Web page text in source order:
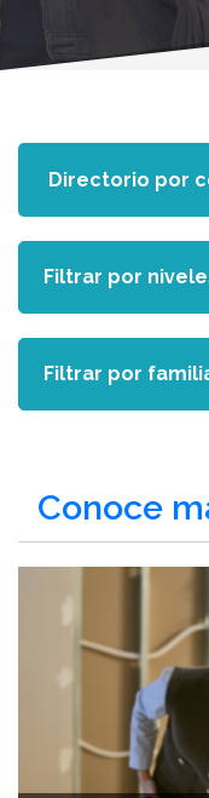
Conoce
Filtrar por
Filtrar por